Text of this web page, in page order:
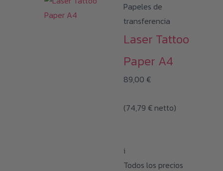
variantes.
Las
elegir
Papeles de
transferencia
Laser Tattoo
Paper A4
89,00 €
(74,79 € netto)
i
Todos los precios